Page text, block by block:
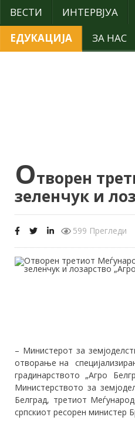
ВЕСТИ ИНТЕРВЈУА
ЕДУКАЦИЈА
ЗА НАС
Отворен
зеленчук и
599 Прегледи
– Министерот за
отворање на
градинарството „Агро
Министерството за
Белград, третиот
српскиот ресорен министер